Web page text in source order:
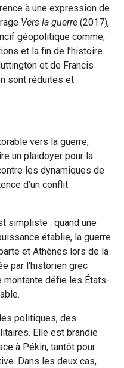
à une expression de
Vers la guerre (2017),
géopolitique comme,
et la fin de l’histoire.
et de Francis
sont réduites et
vers la guerre,
un plaidoyer pour la
les dynamiques de
d’un conflit
simpliste : quand une
établie, la guerre
et Athènes lors de la
par l’historien grec
montante défie les États-
politiques, des
Elle est brandie
à Pékin, tantôt pour
Dans les deux cas,